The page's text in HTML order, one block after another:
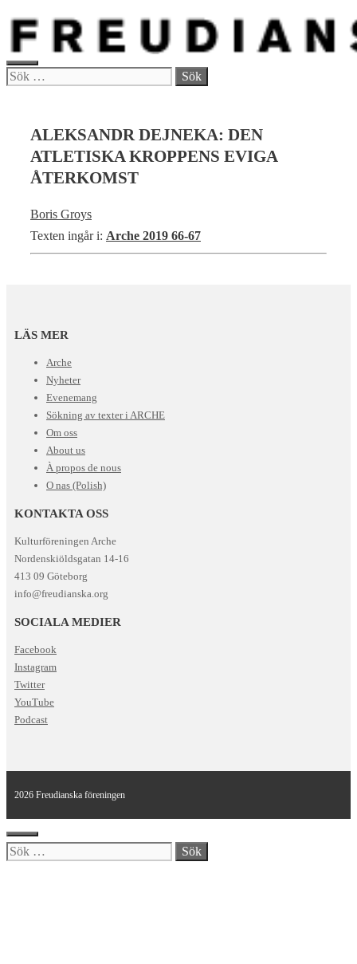
Hoppa
innehåll
MENY
Sök
ALEKSANDR DEJNEKA: DEN
ATLETISKA KROPPENS EVIGA
ÅTERKOMST
Boris Groys
Texten ingår i: Arche 2019 66-67
LÄS MER
Arche
Nyheter
Evenemang
Sökning av texter i ARCHE
Om oss
About us
À propos de nous
O nas (Polish)
KONTAKTA OSS
Kulturföreningen Arche
Nordenskiöldsgatan 14-16
413 09 Göteborg
info@freudianska.org
SOCIALA MEDIER
Facebook
Instagram
Twitter
YouTube
Podcast
2026 Freudianska föreningen
Stäng
Sök